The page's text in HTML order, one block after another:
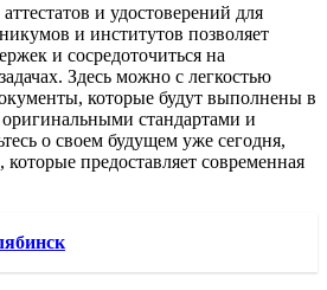
и удостоверений для
и институтов позволяет
и сосредоточиться на
Здесь можно с легкостью
которые будут выполнены в
оригинальными стандартами и
о своем будущем уже сегодня,
предоставляет современная